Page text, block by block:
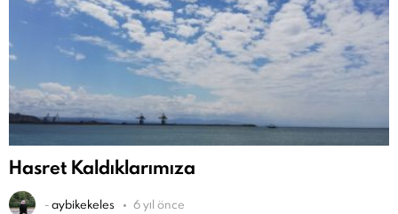
Hasret Kaldıklarımıza
-aybikekeles 6 yıl önce